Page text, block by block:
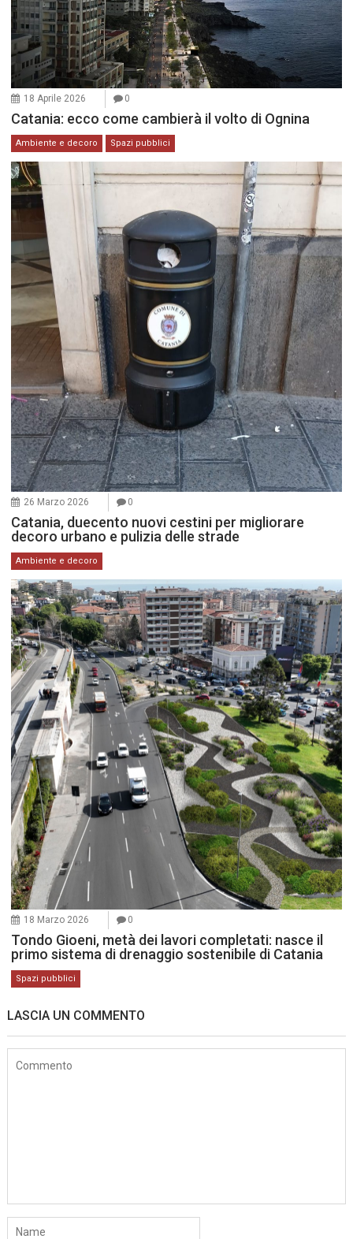
18 Aprile 2026 0
Catania: ecco come cambierà il volto di Ognina
Ambiente e decoro Spazi pubblici
26 Marzo 2026 0
Catania, duecento nuovi cestini per migliorare
decoro urbano e pulizia delle strade
Ambiente e decoro
18 Marzo 2026 0
Tondo Gioeni, metà dei lavori completati: nasce il
primo sistema di drenaggio sostenibile di Catania
Spazi pubblici
LASCIA UN COMMENTO